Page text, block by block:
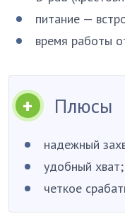
питание —
время работы
Плюсы
надежный
удобный хват;
четкое